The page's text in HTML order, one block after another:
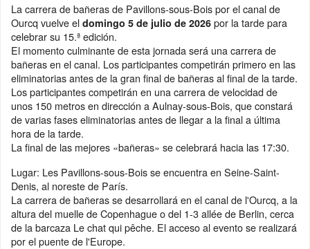
La carrera de bañeras de Pavillons-sous-Bois por el canal de
Ourcq vuelve el domingo 5 de julio de 2026 por la tarde para
celebrar su 15.ª edición.
El momento culminante de esta jornada será una carrera de
bañeras en el canal. Los participantes competirán primero en las
eliminatorias antes de la gran final de bañeras al final de la tarde.
Los participantes competirán en una carrera de velocidad de
unos 150 metros en dirección a Aulnay-sous-Bois, que constará
de varias fases eliminatorias antes de llegar a la final a última
hora de la tarde.
La final de las mejores «bañeras» se celebrará hacia las 17:30.
Lugar: Les Pavillons-sous-Bois se encuentra en Seine-Saint-
Denis, al noreste de París.
La carrera de bañeras se desarrollará en el canal de l'Ourcq, a la
altura del muelle de Copenhague o del 1-3 allée de Berlin, cerca
de la barcaza Le chat qui pêche. El acceso al evento se realizará
por el puente de l'Europe.